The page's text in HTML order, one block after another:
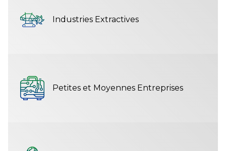
Industries Extractives
Petites et Moyennes Entreprises